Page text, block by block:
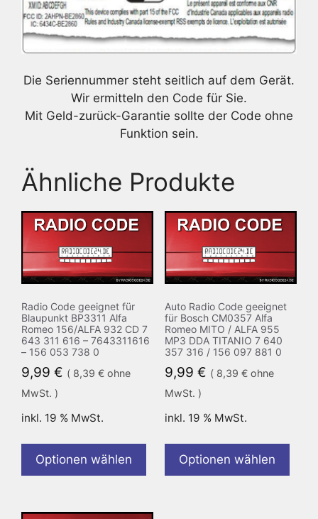
Die Seriennummer steht seitlich auf dem Gerät.
Wir ermitteln den Code für Sie.
Mit Geld-zurück-Garantie sollte der Code ohne
Funktion sein.
Ähnliche Produkte
Radio Code geeignet für
Blaupunkt BP3311 Alfa
Romeo 156/ALFA 932 CD 7
643 311 616 – 7643311616
– 156 053 738 0
9,99 € ( 8,39 € ohne
MwSt. )
inkl. 19 % MwSt.
Optionen wählen
Auto Radio Code geeignet
für Bosch CM0357 Alfa
Romeo MITO / ALFA 955
MP3 DDA TITANIO 7 640
357 316 / 156 097 881 0
9,99 € ( 8,39 €ohne
MwSt. )
inkl. 19 % MwSt.
Optionen wählen